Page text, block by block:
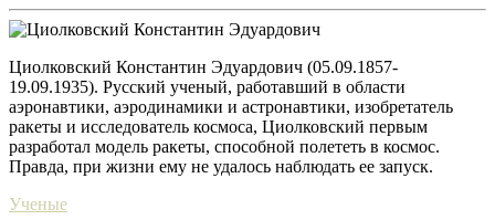
Циолковский Константин Эдуардович (05.09.1857-
19.09.1935). Русский ученый, работавший в области
аэронавтики, аэродинамики и астронавтики, изобретатель
ракеты и исследователь космоса, Циолковский первым
разработал модель ракеты, способной полететь в космос.
Правда, при жизни ему не удалось наблюдать ее запуск.
Ученые